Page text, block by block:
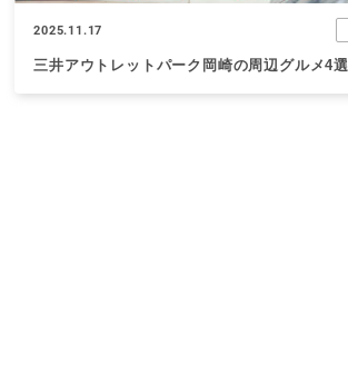
2025.11.17
三井アウトレットパーク岡崎の周辺グルメ4選